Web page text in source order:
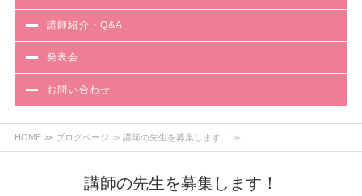
講師紹介・Q&A
発表会
お問い合わせ
HOME≫ ブログページ ≫ 講師の先生を募集します！ ≫
講師の先生を募集します！